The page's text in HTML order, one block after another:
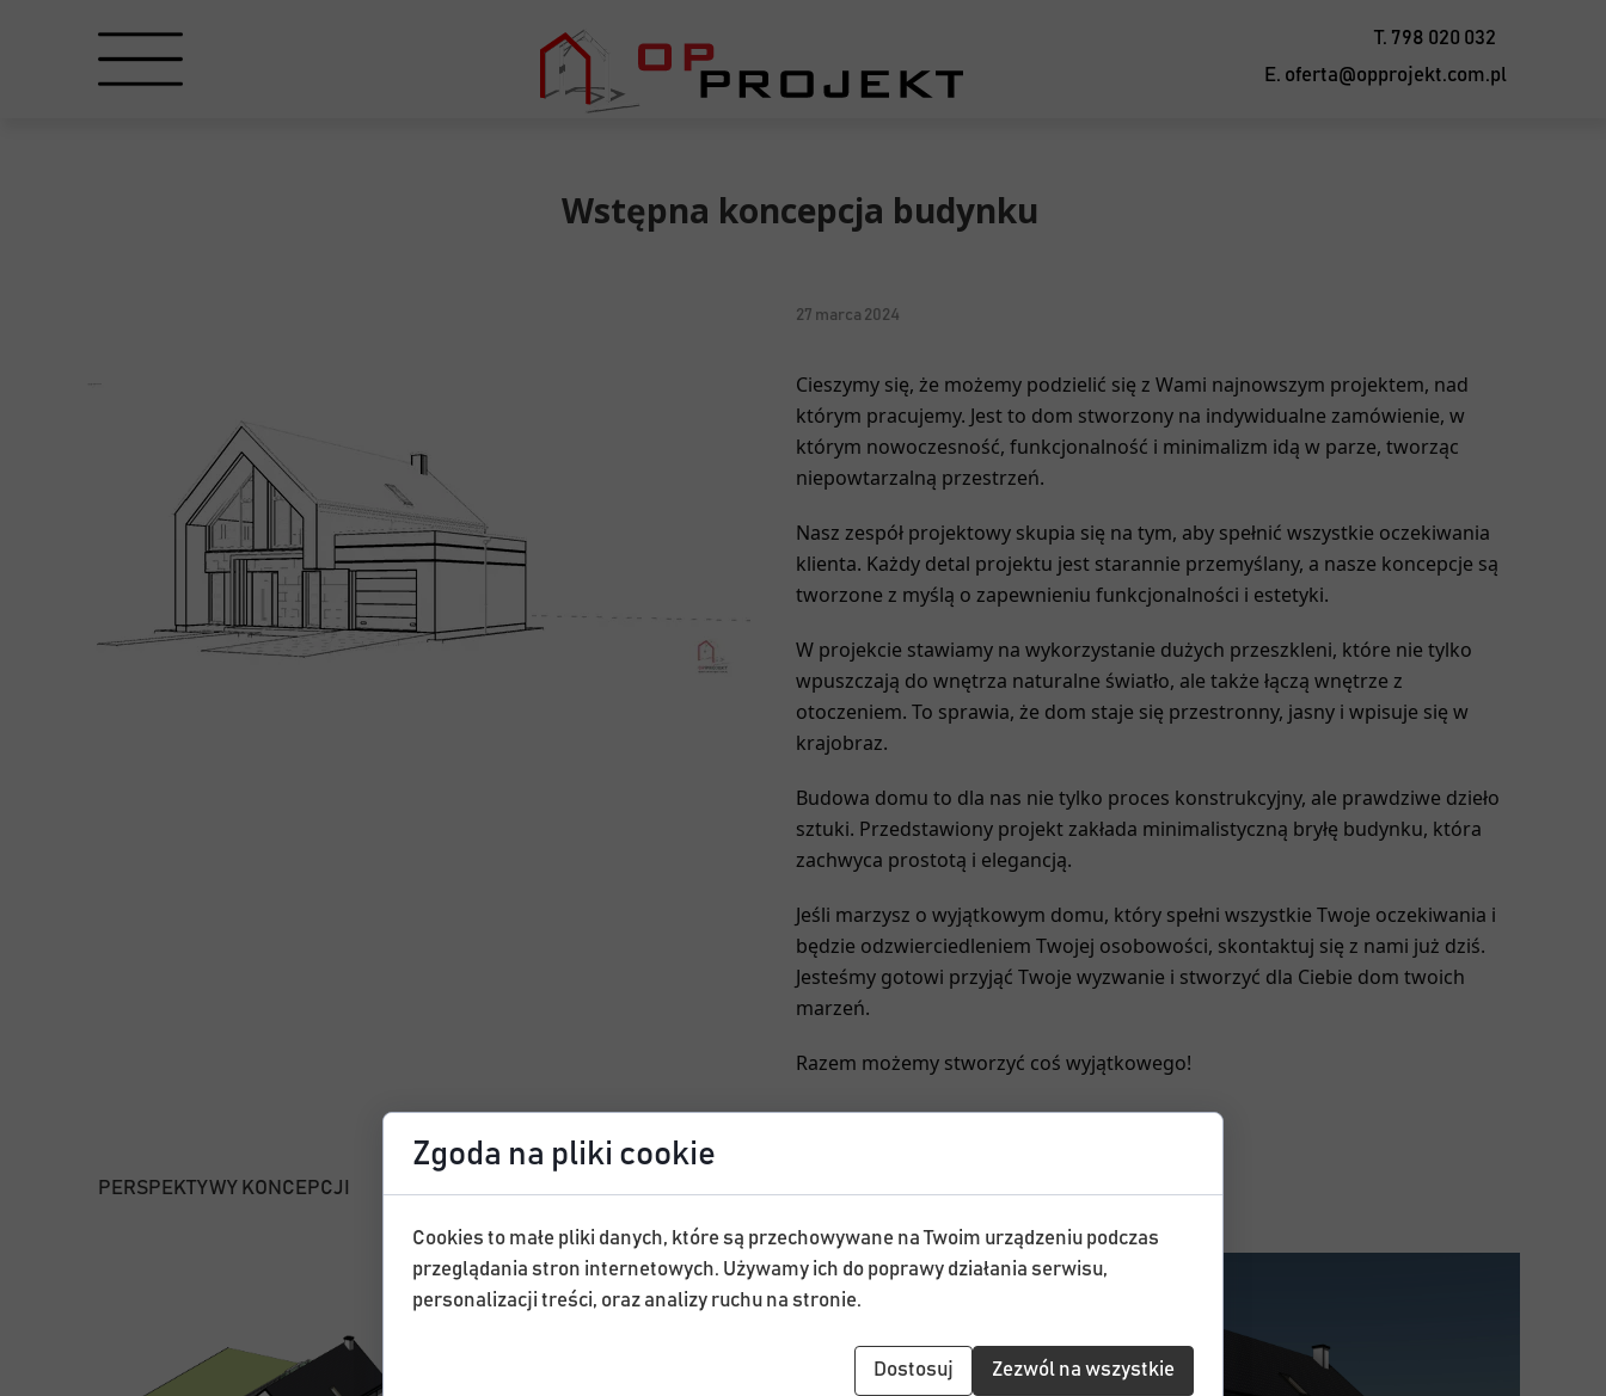
E. oferta@opprojekt.com.pl
T. 798 020 032
27 marca 2024
Cieszymy się, że możemy podzielić się z Wami najnowszym projektem, nad
którym pracujemy. Jest to dom stworzony na indywidualne zamówienie, w
którym nowoczesność, funkcjonalność i minimalizm idą w parze, tworząc
niepowtarzalną przestrzeń.
Nasz zespół projektowy skupia się na tym, aby spełnić wszystkie oczekiwania
klienta. Każdy detal projektu jest starannie przemyślany, a nasze koncepcje są
tworzone z myślą o zapewnieniu funkcjonalności i estetyki.
W projekcie stawiamy na wykorzystanie dużych przeszkleni, które nie tylko
wpuszczają do wnętrza naturalne światło, ale także łączą wnętrze z
otoczeniem. To sprawia, że dom staje się przestronny, jasny i wpisuje się w
krajobraz.
Budowa domu to dla nas nie tylko proces konstrukcyjny, ale prawdziwe dzieło
sztuki. Przedstawiony projekt zakłada minimalistyczną bryłę budynku, która
zachwyca prostotą i elegancją.
Jeśli marzysz o wyjątkowym domu, który spełni wszystkie Twoje oczekiwania i
będzie odzwierciedleniem Twojej osobowości, skontaktuj się z nami już dziś.
Jesteśmy gotowi przyjąć Twoje wyzwanie i stworzyć dla Ciebie dom twoich
marzeń.
Razem możemy stworzyć coś wyjątkowego!
Wstępna koncepcja budynku
PERSPEKTYWY KONCEPCJI
Zgoda na pliki cookie
Cookies to małe pliki danych, które są przechowywane na Twoim urządzeniu podczas
przeglądania stron internetowych. Używamy ich do poprawy działania serwisu,
personalizacji treści, oraz analizy ruchu na stronie.
Dostosuj Zezwól na wszystkie